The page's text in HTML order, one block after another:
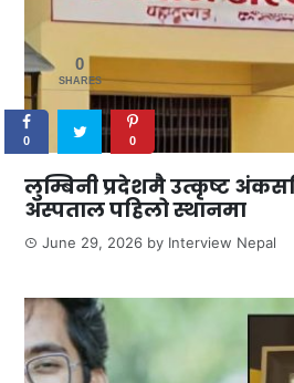
लुम्बिनी प्रदेशमै उत्कृष्ट
अस्पताल पहिलो स्थानमा
June 29, 2026 by Interview Nepal
0
SHARES
0 0